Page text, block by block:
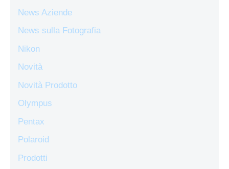
News Aziende
News sulla Fotografia
Nikon
Novità
Novità Prodotto
Olympus
Pentax
Polaroid
Prodotti